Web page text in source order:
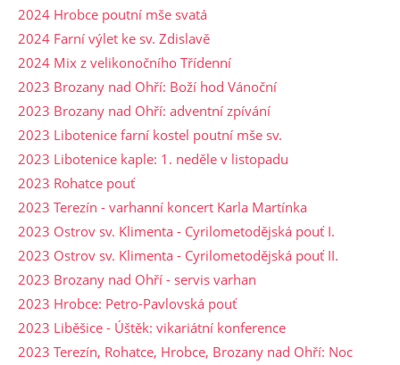
2024 Hrobce poutní mše svatá
2024 Farní výlet ke sv. Zdislavě
2024 Mix z velikonočního Třídenní
2023 Brozany nad Ohří: Boží hod Vánoční
2023 Brozany nad Ohří: adventní zpívání
2023 Libotenice farní kostel poutní mše sv.
2023 Libotenice kaple: 1. neděle v listopadu
2023 Rohatce pouť
2023 Terezín - varhanní koncert Karla Martínka
2023 Ostrov sv. Klimenta - Cyrilometodějská pouť I.
2023 Ostrov sv. Klimenta - Cyrilometodějská pouť II.
2023 Brozany nad Ohří - servis varhan
2023 Hrobce: Petro-Pavlovská pouť
2023 Liběšice - Úštěk: vikariátní konference
2023 Terezín, Rohatce, Hrobce, Brozany nad Ohří: Noc